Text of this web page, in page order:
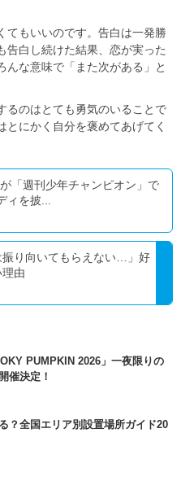
てもいいのです。告白は一発勝
告白し続けた結果、恋が実った
んな意味で「また次がある」と
のはとても勇気のいることで
にかく自分を褒めてあげてく
「週刊少年チャンピオン」で
ィを披...
振り向いてもらえない…」好
由
PUMPKIN 2026」一夜限りの
催決定！
？全国エリア別設置場所ガイド20